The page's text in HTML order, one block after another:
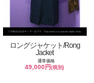
ロングジャケット/Rong
Jacket
通常価格
49,000円(税別)